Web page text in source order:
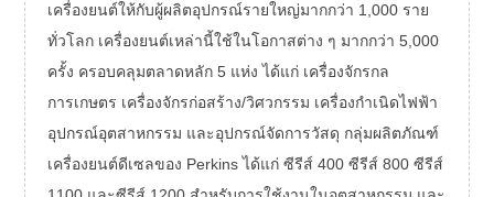
เครื่องยนต์ให้กับผู้ผลิตอุปกรณ์รายใหญ่มากกว่า 1,000 ราย
ทั่วโลก เครื่องยนต์เหล่านี้ใช้ในโอกาสต่าง ๆ มากกว่า 5,000
ครั้ง ครอบคลุมตลาดหลัก 5 แห่ง ได้แก่ เครื่องจักรกล
การเกษตร เครื่องจักรก่อสร้าง/วิศวกรรม เครื่องกำเนิดไฟฟ้า
อุปกรณ์อุตสาหกรรม และอุปกรณ์จัดการวัสดุ กลุ่มผลิตภัณฑ์
เครื่องยนต์ดีเซลของ Perkins ได้แก่ ซีรีส์ 400 ซีรีส์ 800 ซีรีส์